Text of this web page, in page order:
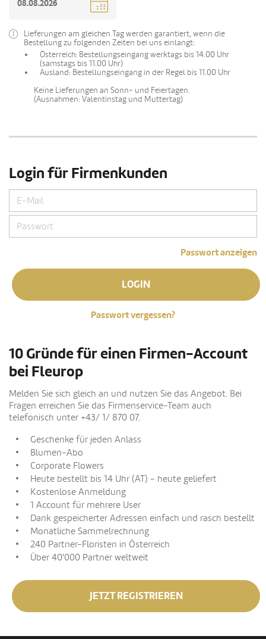
Lieferungen am gleichen Tag werden garantiert, wenn die
Bestellung zu folgenden Zeiten bei uns einlangt:
Österreich: Bestellungseingang werktags bis 14.00 Uhr
(samstags bis 11.00 Uhr)
Ausland: Bestellungseingang in der Regel bis 11.00 Uhr
Keine Lieferungen an Sonn- und Feiertagen.
(Ausnahmen: Valentinstag und Muttertag)
Login für Firmenkunden
Passwort anzeigen
LOGIN
Passwort vergessen?
10 Gründe für einen Firmen-Account
bei Fleurop
Melden Sie sich gleich an und nutzen Sie das Angebot. Bei
Fragen erreichen Sie das Firmenservice-Team auch
telefonisch unter +43/ 1/ 870 07.
Geschenke für jeden Anlass
Blumen-Abo
Corporate Flowers
Heute bestellt bis 14 Uhr (AT) - heute geliefert
Kostenlose Anmeldung
1 Account für mehrere User
Dank gespeicherter Adressen einfach und rasch bestellt
Monatliche Sammelrechnung
240 Partner-Floristen in Österreich
Über 40'000 Partner weltweit
JETZT REGISTRIEREN